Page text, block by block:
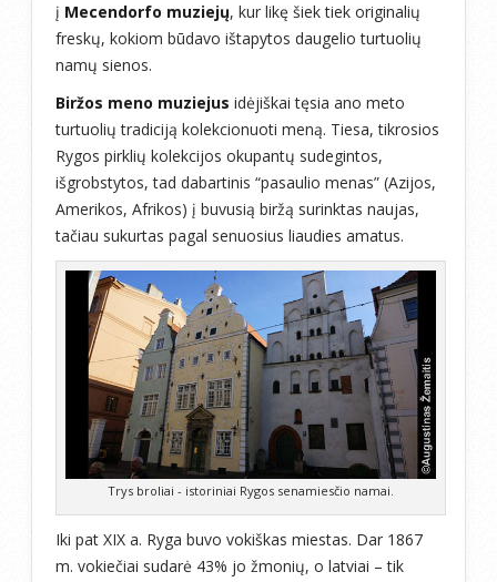
į Mecendorfo muziejų, kur likę šiek tiek originalių
freskų, kokiom būdavo ištapytos daugelio turtuolių
namų sienos.
Biržos meno muziejus idėjiškai tęsia ano meto
turtuolių tradiciją kolekcionuoti meną. Tiesa, tikrosios
Rygos pirklių kolekcijos okupantų sudegintos,
išgrobstytos, tad dabartinis “pasaulio menas” (Azijos,
Amerikos, Afrikos) į buvusią biržą surinktas naujas,
tačiau sukurtas pagal senuosius liaudies amatus.
Trys broliai - istoriniai Rygos senamiesčio namai.
Iki pat XIX a. Ryga buvo vokiškas miestas. Dar 1867
m. vokiečiai sudarė 43% jo žmonių, o latviai – tik